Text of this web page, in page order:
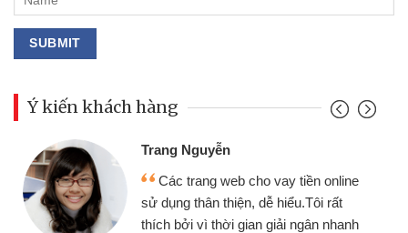
Ý kiến khách hàng
online
rất
nhanh
Đoàn Hữu Cảnh
Mình cần tiền gấp nên định
chiếc xe wave nhưng thật may
gói vay tiền bằng CMND online